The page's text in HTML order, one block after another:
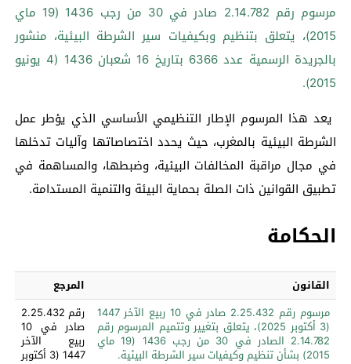
مرسوم رقم 2.14.782 صادر في 30 من رجب 1436 (19 ماي
2015)، يتعلق بتنظيم وبكيفيات سير الشرطة البيئية، منشور
بالجريدة الرسمية عدد 6366 بتاريخ 16 شعبان 1436 (4 يونيو
2015).
يعد هذا المرسوم الإطار التنظيمي الأساسي الذي يؤطر عمل
الشرطة البيئية بالمغرب، حيث يحدد اختصاصاتها وآليات تدخلها
في مجال مراقبة المخالفات البيئية، وضبطها، والمساهمة في
تطبيق القوانين ذات الصلة بحماية البيئة والتنمية المستدامة.
الحكامة
القانون
المرجع
مرسوم رقم 2.25.432 صادر في 10 ربيع الآخر 1447
(3 أكتوبر 2025)، يتعلق بتغيير وتتميم المرسوم رقم
2.14.782 الصادر في 30 من رجب 1436 (19 ماي
2015) بشأن تنظيم وكيفيات سير الشرطة البيئية.
رقم 2.25.432
صادر في 10
ربيع الآخر
1447 (3 أكتوبر